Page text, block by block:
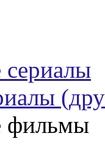
сериалы
фильмы